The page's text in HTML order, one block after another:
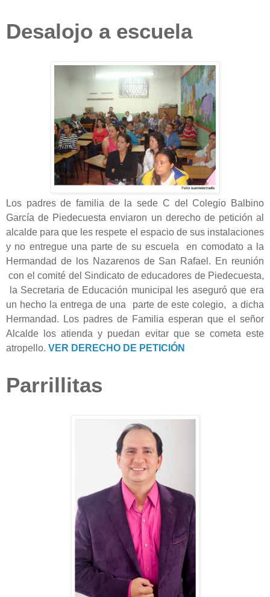
Desalojo a escuela
Los padres de familia de la sede C del Colegio Balbino
García de Piedecuesta enviaron un derecho de petición al
alcalde para que les respete el espacio de sus instalaciones
y no entregue una parte de su escuela en comodato a la
Hermandad de los Nazarenos de San Rafael. En reunión
con el comité del Sindicato de educadores de Piedecuesta,
la Secretaria de Educación municipal les aseguró que era
un hecho la entrega de una parte de este colegio, a dicha
Hermandad. Los padres de Familia esperan que el señor
Alcalde los atienda y puedan evitar que se cometa este
atropello. VER DERECHO DE PETICIÓN
Parrillitas